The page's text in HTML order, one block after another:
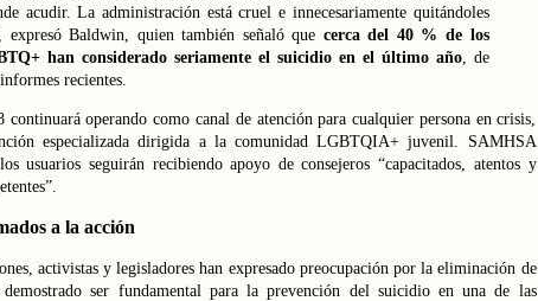
acudir. La administración está cruel e innecesariamente quitándoles
expresó Baldwin, quien también señaló que cerca del 40 % de los
han considerado seriamente el suicidio en el último año, de
recientes.
continuará operando como canal de atención para cualquier persona en crisis,
especializada dirigida a la comunidad LGBTQIA+ juvenil. SAMHSA
usuarios seguirán recibiendo apoyo de consejeros “capacitados, atentos y
a la acción
activistas y legisladores han expresado preocupación por la eliminación de
ser fundamental para la prevención del suicidio en una de las